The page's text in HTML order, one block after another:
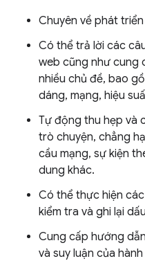
Chuyên về phát
Có thể trả lời các
web cũng như cung
nhiều chủ đề, bao
dáng, mạng, hiệu
Tự động thu hẹp và
trò chuyện, chẳng
cầu mạng, sự kiện
dung khác.
Có thể thực hiện
kiểm tra và ghi lại
Cung cấp hướng
và suy luận của